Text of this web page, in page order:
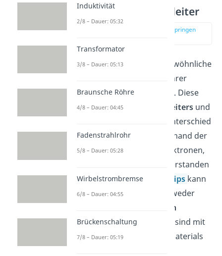
Bändermodell Halbleiter
zur Stelle im Video springen
Halbleiterhaben außergewöhnliche
Eigenschaften bezüglich ihrer
elektrischenLeitfähigkeit . Diese
liegt zwischen der eines
Leitersund
. Der unterschied
dieser Materialien wird anhand der
Quantenzustände
von Elektronen,
sind, verstanden
. Aufgrund desPauli-Prinzips kann
jeder dieser Zustände entweder
Elektronen
enthalten. Diese Zustände sind mit
demBänderschema
des Materials
Induktivität
2/8 – Dauer: 05:32
Transformator
3/8 – Dauer: 05:13
Braunsche Röhre
4/8 – Dauer: 04:45
Fadenstrahlrohr
5/8 – Dauer: 05:28
Wirbelstrombremse
6/8 – Dauer: 04:55
Brückenschaltung
7/8 – Dauer: 05:19